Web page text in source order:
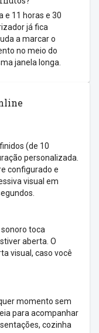
e 11 horas e 30
já fica
a marcar o
no meio do
janela longa.
(de 10
personalizada.
configurado e
visual em
toca
aberta. O
visual, caso você
momento sem
para acompanhar
cozinha